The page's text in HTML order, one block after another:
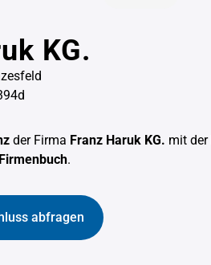
KG.
der Firma Franz Haruk KG. mit
.
abfragen